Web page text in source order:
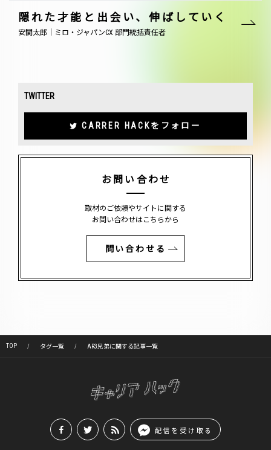
隠れた才能と出会い、伸ばしていく
安間太郎｜ミロ・ジャパンCX 部門統括責任者
TWITTER
CARRER HACKをフォロー
お問い合わせ
取材のご依頼やサイトに関する
お問い合わせはこちらから
問い合わせる
TOP タグ一覧 AR3兄弟に関する記事一覧
配信を受け取る